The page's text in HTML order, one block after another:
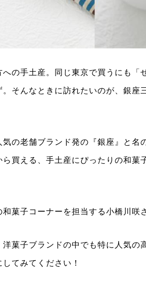
の手土産。同じ東京で買うにも「
そんなときに訪れたいのが、銀座
気の老舗ブランド発の『銀座』と名
買える、手土産にぴったりの和菓
菓子コーナーを担当する小橋川咲
菓子ブランドの中でも特に人気の
てみてください！